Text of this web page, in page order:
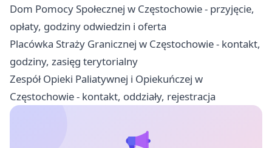
Dom Pomocy Społecznej w Częstochowie - przyjęcie,
opłaty, godziny odwiedzin i oferta
Placówka Straży Granicznej w Częstochowie - kontakt,
godziny, zasięg terytorialny
Zespół Opieki Paliatywnej i Opiekuńczej w
Częstochowie - kontakt, oddziały, rejestracja